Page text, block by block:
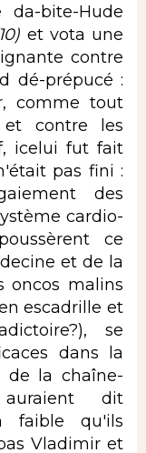
bite-Hude
et vota une
contre
dé-prépucé :
comme tout
contre les
icelui fut fait
pas fini :
des
cardio-
ce
et de la
oncos malins
escadrille et
se
dans la
de la chaîne-
auraient dit
faible qu'ils
Vladimir et